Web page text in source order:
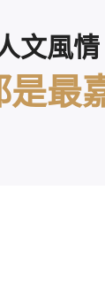
文風情
最